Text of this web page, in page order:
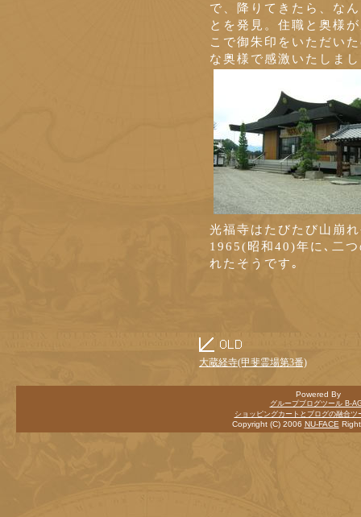
で、降りてきたら、な
とを発見。住職と奥様
こで御朱印をいただい
な奥様で感激いたしま
光福寺はたびたび山崩
1965(昭和40)年に､二
れたそうです｡
大蔵経寺(甲斐霊場第3番)
Powered By
グループブログツール B-
ショッピングカートとブログの融合ツ
Copyright (C) 2006 NU-FACE